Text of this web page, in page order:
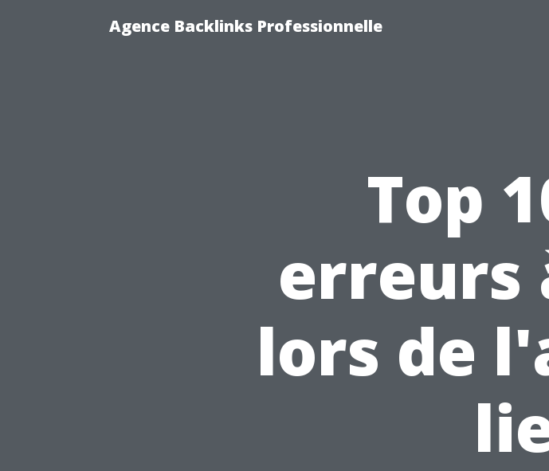
Agence Backlinks Professionnelle
Top
erreurs
lors de